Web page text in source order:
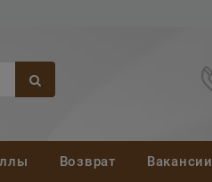
Возврат Вакансии